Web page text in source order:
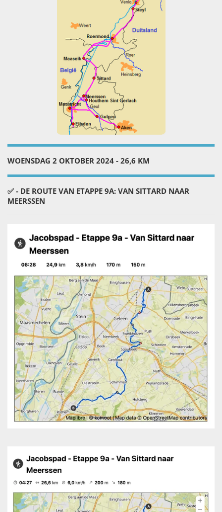
WOENSDAG 2 OKTOBER 2024 - 26,6 KM
✅ - DE ROUTE VAN ETAPPE 9A: VAN SITTARD NAAR
MEERSSEN